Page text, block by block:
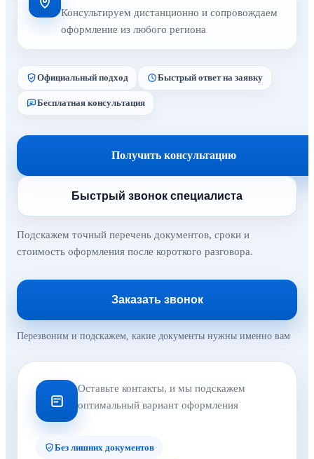
Консультируем дистанционно и сопровождаем
оформление из любого региона
Официальный подход Быстрый ответ на заявку
Бесплатная консультация
Получить консультацию
Быстрый звонок специалиста
Подскажем точный перечень документов, сроки и
стоимость оформления после короткого разговора.
Заказать звонок
Перезвоним и подскажем, какие документы нужны именно вам
Оставьте контакты, и мы подскажем
оптимальный вариант оформления
Без лишних документов